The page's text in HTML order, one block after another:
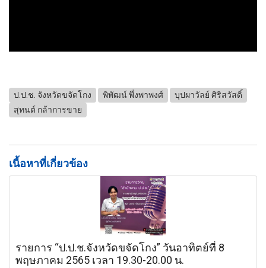
ป.ป.ช. จังหวัดขจัดโกง พิพัฒน์ พึ่งพาพงศ์
บุปผาวัลย์ ศิริสวัสดิ์
สุทนต์ กล้าการขาย
เนื้อหาที่เกี่ยวข้อง
รายการ “ป.ป.ช.จังหวัดขจัดโกง” วันอาทิตย์ที่ 8
พฤษภาคม 2565 เวลา 19.30-20.00 น.